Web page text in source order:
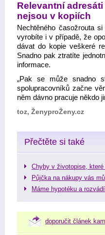
Relevantní adresáti
nejsou v kopiích
Nechtěného časožrouta si
vyrobíte i v případě, že
dávat do kopie veškeré
Snadno pak ztratíte
informace.
„Pak se může snadno
spolupracovníků začne
něm dávno pracuje někdo
toz, ŽenyproŽeny.cz
Přečtěte si také
Chyby v životopise,
Půjčka na nákupy vás
Máme hypotéku a
doporučit článek